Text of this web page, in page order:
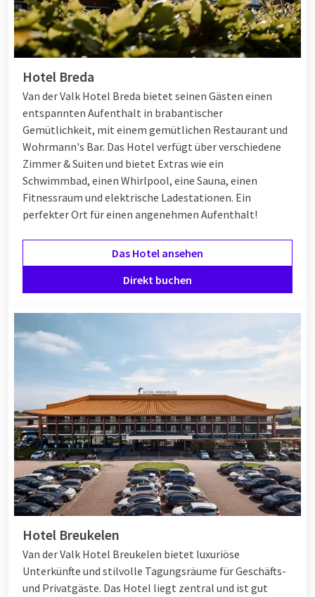
Hotel Breda
Van der Valk Hotel Breda bietet seinen Gästen einen
entspannten Aufenthalt in brabantischer
Gemütlichkeit, mit einem gemütlichen Restaurant und
Wohrmann's Bar. Das Hotel verfügt über verschiedene
Zimmer & Suiten und bietet Extras wie ein
Schwimmbad, einen Whirlpool, eine Sauna, einen
Fitnessraum und elektrische Ladestationen. Ein
perfekter Ort für einen angenehmen Aufenthalt!
Das Hotel ansehen
Direkt buchen
Hotel Breukelen
Van der Valk Hotel Breukelen bietet luxuriöse
Unterkünfte und stilvolle Tagungsräume für Geschäfts-
und Privatgäste. Das Hotel liegt zentral und ist gut